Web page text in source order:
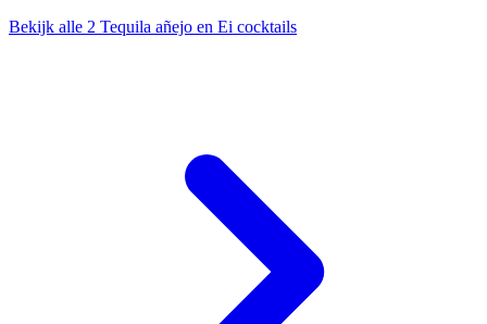
Bekijk alle 2 Tequila añejo en Ei cocktails